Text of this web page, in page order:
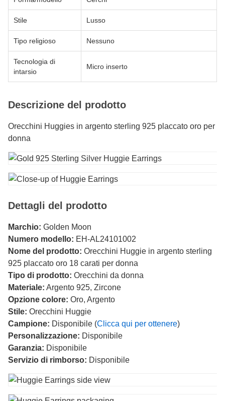
Stile Lusso
Tipo religioso Nessuno
Tecnologia di
intarsio
Micro inserto
Descrizione del prodotto
Orecchini Huggies in argento sterling 925 placcato oro per
donna
Dettagli del prodotto
Marchio: Golden Moon
Numero modello: EH-AL24101002
Nome del prodotto: Orecchini Huggie in argento sterling
925 placcato oro 18 carati per donna
Tipo di prodotto: Orecchini da donna
Materiale: Argento 925, Zircone
Opzione colore: Oro, Argento
Stile: Orecchini Huggie
Campione: Disponibile (Clicca qui per ottenere)
Personalizzazione: Disponibile
Garanzia: Disponibile
Servizio di rimborso: Disponibile